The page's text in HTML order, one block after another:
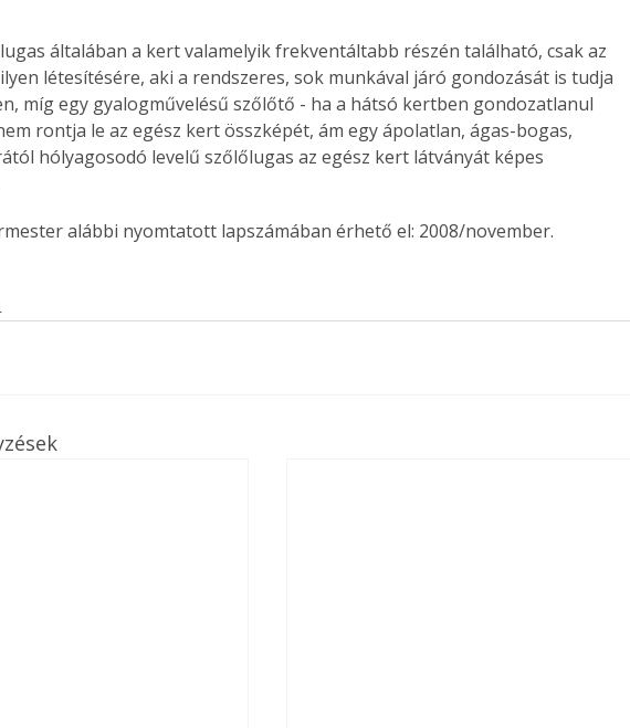
általában a kert valamelyik frekventáltabb részén található, csak az
létesítésére, aki a rendszeres, sok munkával járó gondozását is tudja
míg egy gyalogművelésű szőlőtő - ha a hátsó kertben gondozatlanul
rontja le az egész kert összképét, ám egy ápolatlan, ágas-bogas,
hólyagosodó levelű szőlőlugas az egész kert látványát képes
alábbi nyomtatott lapszámában érhető el: 2008/november.